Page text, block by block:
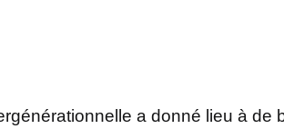
a donné lieu à de